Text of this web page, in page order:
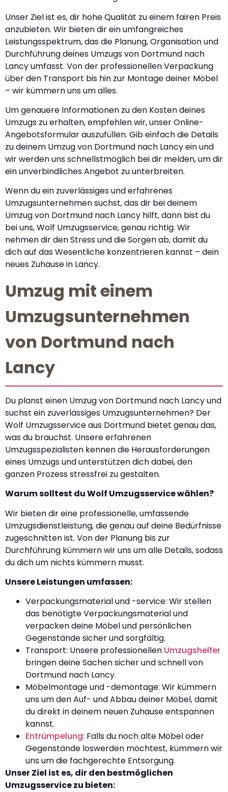
Unser Ziel ist es, dir hohe Qualität zu einem fairen Preis
anzubieten. Wir bieten dir ein umfangreiches
Leistungsspektrum, das die Planung, Organisation und
Durchführung deines Umzugs von Dortmund nach
Lancy umfasst. Von der professionellen Verpackung
über den Transport bis hin zur Montage deiner Möbel
– wir kümmern uns um alles.
Um genauere Informationen zu den Kosten deines
Umzugs zu erhalten, empfehlen wir, unser Online-
Angebotsformular auszufüllen. Gib einfach die Details
zu deinem Umzug von Dortmund nach Lancy ein und
wir werden uns schnellstmöglich bei dir melden, um dir
ein unverbindliches Angebot zu unterbreiten.
Wenn du ein zuverlässiges und erfahrenes
Umzugsunternehmen suchst, das dir bei deinem
Umzug von Dortmund nach Lancy hilft, dann bist du
bei uns, Wolf Umzugsservice, genau richtig. Wir
nehmen dir den Stress und die Sorgen ab, damit du
dich auf das Wesentliche konzentrieren kannst – dein
neues Zuhause in Lancy.
Umzug mit einem
Umzugsunternehmen
von Dortmund nach
Lancy
Du planst einen Umzug von Dortmund nach Lancy und
suchst ein zuverlässiges Umzugsunternehmen? Der
Wolf Umzugsservice aus Dortmund bietet genau das,
was du brauchst. Unsere erfahrenen
Umzugsspezialisten kennen die Herausforderungen
eines Umzugs und unterstützen dich dabei, den
ganzen Prozess stressfrei zu gestalten.
Warum solltest du Wolf Umzugsservice wählen?
Wir bieten dir eine professionelle, umfassende
Umzugsdienstleistung, die genau auf deine Bedürfnisse
zugeschnitten ist. Von der Planung bis zur
Durchführung kümmern wir uns um alle Details, sodass
du dich um nichts kümmern musst.
Unsere Leistungen umfassen:
Verpackungsmaterial und -service: Wir stellen
das benötigte Verpackungsmaterial und
verpacken deine Möbel und persönlichen
Gegenstände sicher und sorgfältig.
Transport: Unsere professionellen Umzugshelfer
bringen deine Sachen sicher und schnell von
Dortmund nach Lancy.
Möbelmontage und -demontage: Wir kümmern
uns um den Auf- und Abbau deiner Möbel, damit
du direkt in deinem neuen Zuhause entspannen
kannst.
Entrümpelung: Falls du noch alte Möbel oder
Gegenstände loswerden möchtest, kümmern wir
uns um die fachgerechte Entsorgung.
Unser Ziel ist es, dir den bestmöglichen
Umzugsservice zu bieten: